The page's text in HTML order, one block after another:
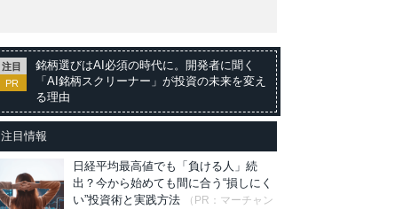
注目
PR
銘柄選びはAI必須の時代に。開発者に聞く
「AI銘柄スクリーナー」が投資の未来を変え
る理由
注目情報
日経平均最高値でも「負ける人」続
出？今から始めても間に合う“損しにく
い”投資術と実践方法
（PR：マーチャン